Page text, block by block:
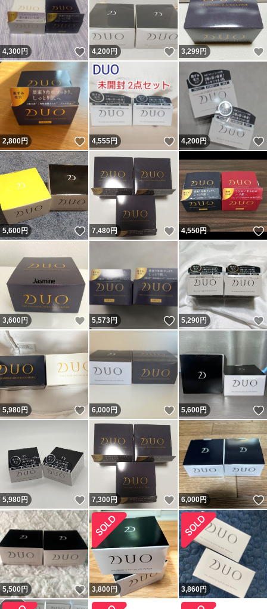
4,300円 いいね！
4,200円 いいね！
3,299円
2,800円 いいね！
4,555円 いいね！
4,200円
5,600円 いいね！
7,480円 いいね！
4,550円
3,600円 いいね！
5,573円 いいね！
5,290円
5,980円 いいね！
6,000円 いいね！
5,600円
5,980円 いいね！
7,300円 いいね！
6,000円
5,500円 いいね！
3,800円 3,860円